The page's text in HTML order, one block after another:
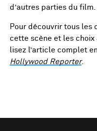
d’autres parties du film.
Pour découvrir tous les
cette scène et les choix
lisez l’article complet
Hollywood Reporter.